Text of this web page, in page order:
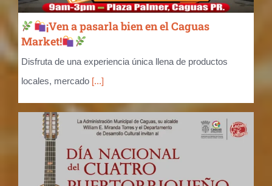
¡Ven a pasarla bien en el Caguas
Market!
Disfruta de una experiencia única llena de productos
locales, mercado [...]